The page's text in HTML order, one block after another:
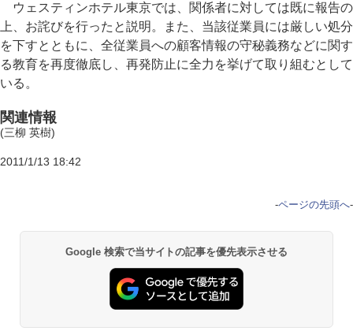
ウェスティンホテル東京では、関係者に対しては既に報告の
上、お詫びを行ったと説明。また、当該従業員には厳しい処分
を下すとともに、全従業員への顧客情報の守秘義務などに関す
る教育を再度徹底し、再発防止に全力を挙げて取り組むとして
いる。
関連情報
(三柳 英樹)
2011/1/13 18:42
-ページの先頭へ-
Google 検索で当サイトの記事を優先表示させる